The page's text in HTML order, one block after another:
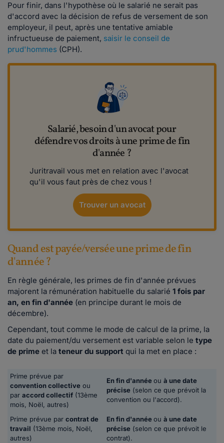
Pour finir, dans l'hypothèse où le salarié ne serait pas
d'accord avec la décision de refus de versement de son
employeur, il peut, après une tentative amiable
infructueuse de paiement, saisir le conseil de
prud'hommes (CPH).
Salarié, besoin d'un avocat pour
défendre vos droits à une prime de fin
d'année ?
Juritravail vous met en relation avec l'avocat
qu'il vous faut près de chez vous !
Trouver un avocat
Quand est payée/versée une prime de fin
d'année ?
En règle générale, les primes de fin d'année prévues
majorent la rémunération habituelle du salarié 1 fois par
an, en fin d'année (en principe durant le mois de
décembre).
Cependant, tout comme le mode de calcul de la prime, la
date du paiement/du versement est variable selon le type
de prime et la teneur du support qui la met en place :
Prime prévue par
convention collective ou
par accord collectif (13ème
mois, Noël, autres)
En fin d'annéeou à une date
précise (selon ce que prévoit la
convention ou l'accord).
Prime prévue par contrat de
travail (13ème mois, Noël,
autres)
En fin d'annéeou à une date
précise (selon ce que prévoit le
contrat).